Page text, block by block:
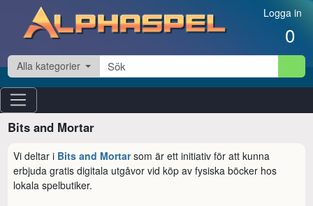
Hoppa till innehåll Logga in
0
Alla kategorier
Bits and Mortar
Vi deltar i Bits and Mortarsom är ett initiativ för att kunna
erbjuda gratis digitala utgåvor vid köp av fysiska böcker hos
lokala spelbutiker.